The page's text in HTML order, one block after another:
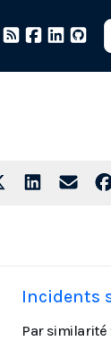
Incidents
Par